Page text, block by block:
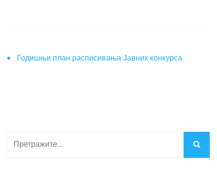
Годишњи план расписивања Јавних конкурса